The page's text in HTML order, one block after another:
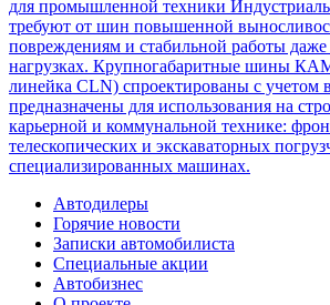
для промышленной техники
требуют от шин повышенной
повреждениям и стабильной работы
нагрузках. Крупногабаритные шины
линейка CLN) спроектированы с учетом
предназначены для использования на
карьерной и коммунальной технике:
телескопических и экскаваторных
специализированных машинах.
Автодилеры
Горячие новости
Записки автомобилиста
Специальные акции
Автобизнес